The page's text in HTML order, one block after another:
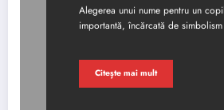
Alegerea unui nume pentru un
importantă, încărcată de
Citește mai mult